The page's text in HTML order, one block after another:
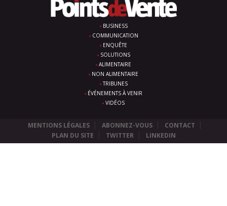
BUSINESS
COMMUNICATION
ENQUÊTE
SOLUTIONS
ALIMENTAIRE
NON ALIMENTAIRE
TRIBUNES
ÉVÉNEMENTS À VENIR
VIDÉOS
MENTIONS LÉGALES ABONNEZ-VOUS
CONTACT
PLAN DU SITE
TWITTER LINKEDIN